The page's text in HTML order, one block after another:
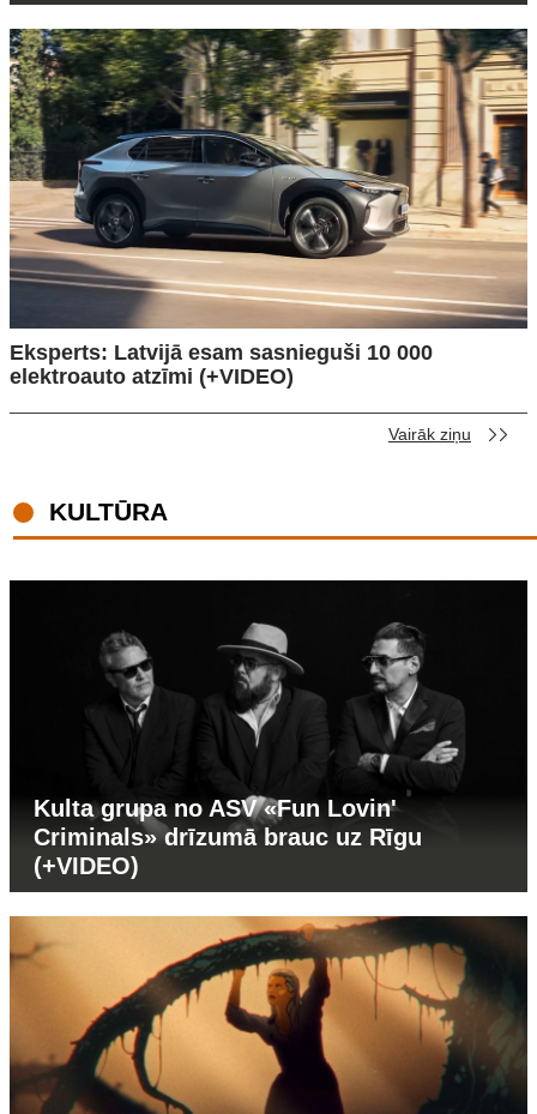
Eksperts: Latvijā esam sasnieguši 10 000
elektroauto atzīmi (+VIDEO)
Vairāk ziņu
KULTŪRA
Kulta grupa no ASV «Fun Lovin'
Criminals» drīzumā brauc uz Rīgu
(+VIDEO)